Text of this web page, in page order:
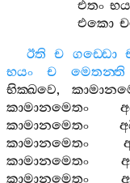
එතං
එකො
ඊති ච ගඩ‍්ඩො
භයං
ච මෙතන‍්ති
භික‍්ඛවෙ,
කාමානමෙතං
කාමානමෙතං
කාමානමෙතං
කාමානමෙතං
කාමානමෙතං